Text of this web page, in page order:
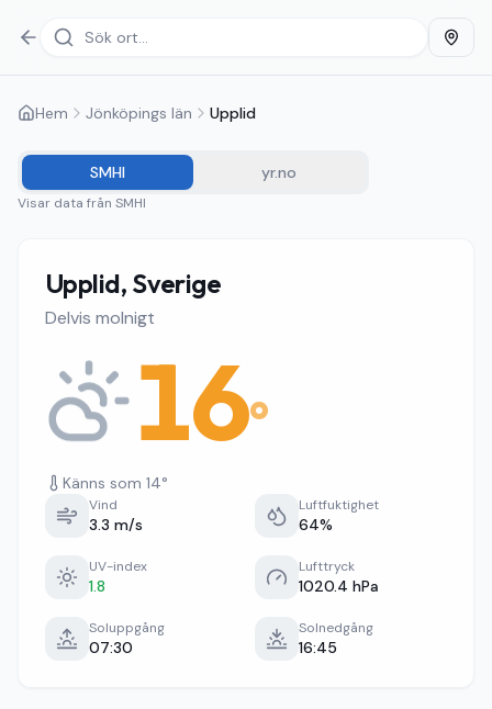
Hem Jönköpings län Upplid
SMHI yr.no
Visar data från SMHI
Upplid, Sverige
Delvis molnigt
16°
Känns som 14°
Vind
3.3 m/s
Luftfuktighet
64%
UV-index
1.8
Lufttryck
1020.4 hPa
Soluppgång
07:30
Solnedgång
16:45